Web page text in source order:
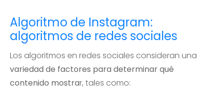
Algoritmo de Instagram:
algoritmos de redes sociales
Los algoritmos en redes sociales consideran una
variedad de factores para determinar qué
contenido mostrar, tales como: